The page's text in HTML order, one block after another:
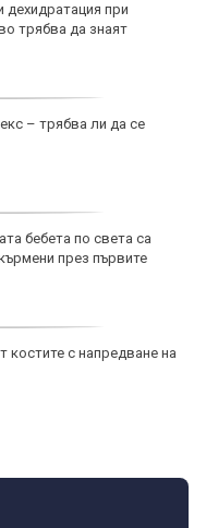
дехидратация при
трябва да знаят
– трябва ли да се
бебета по света са
през първите
костите с напредване на